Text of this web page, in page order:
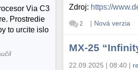
Via C3
Prostredie
to urcite islo
Zdroj: https://
2 | Nová verzia
MX-25
22.09.2025 | 08:40 |